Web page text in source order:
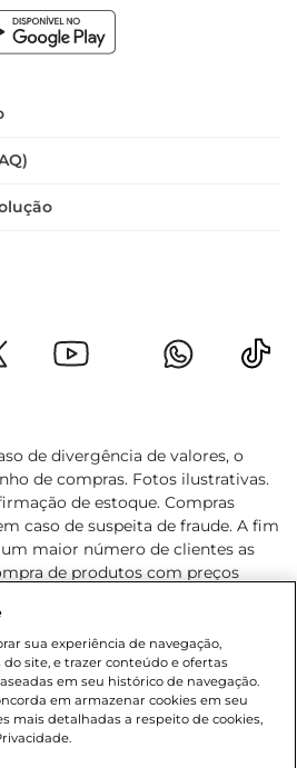
de divergência de valores, o
de compras. Fotos ilustrativas.
de estoque. Compras
caso de suspeita de fraude. A fim
maior número de clientes as
de produtos com preços
e condições são exclusivos para
o dia de hoje, podendo
notificação. Proibida a venda
menores de 18 anos, conforme
II (Estatuto da Criança e do
exclusivos para o
sua experiência de navegação,
site, e trazer conteúdo e ofertas
em seu histórico de navegação.
em armazenar cookies em seu
mais detalhadas a respeito de cookies,